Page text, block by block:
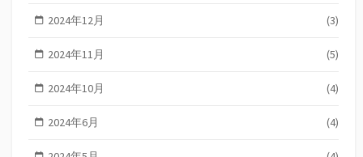
2024年12月 (3)
2024年11月 (5)
2024年10月 (4)
2024年6月 (4)